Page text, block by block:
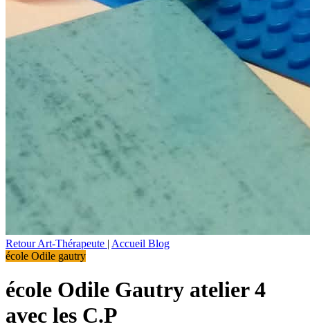
Retour Art-Thérapeute | Accueil Blog
école Odile gautry
école Odile Gautry atelier 4
avec les C.P